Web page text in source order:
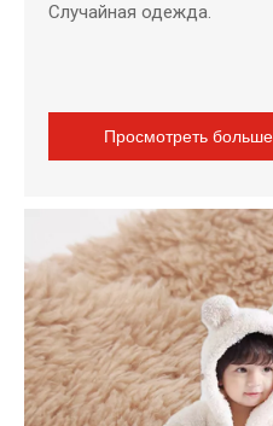
Случайная одежда.
Просмотреть больше